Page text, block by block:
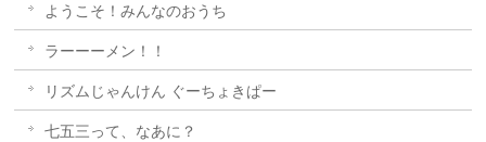
ようこそ！みんなのおうち
ラーーーメン！！
リズムじゃんけん ぐーちょきぱー
七五三って、なあに？